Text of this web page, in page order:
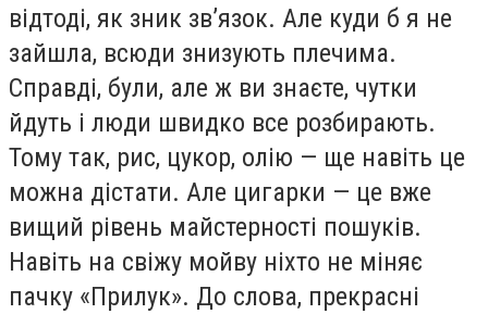
відтоді, як зник зв’язок. Але куди б я не
зайшла, всюди знизують плечима.
Справді, були, але ж ви знаєте, чутки
йдуть і люди швидко все розбирають.
Тому так, рис, цукор, олію — ще навіть це
можна дістати. Але цигарки — це вже
вищий рівень майстерності пошуків.
Навіть на свіжу мойву ніхто не міняє
пачку «Прилук». До слова, прекрасні